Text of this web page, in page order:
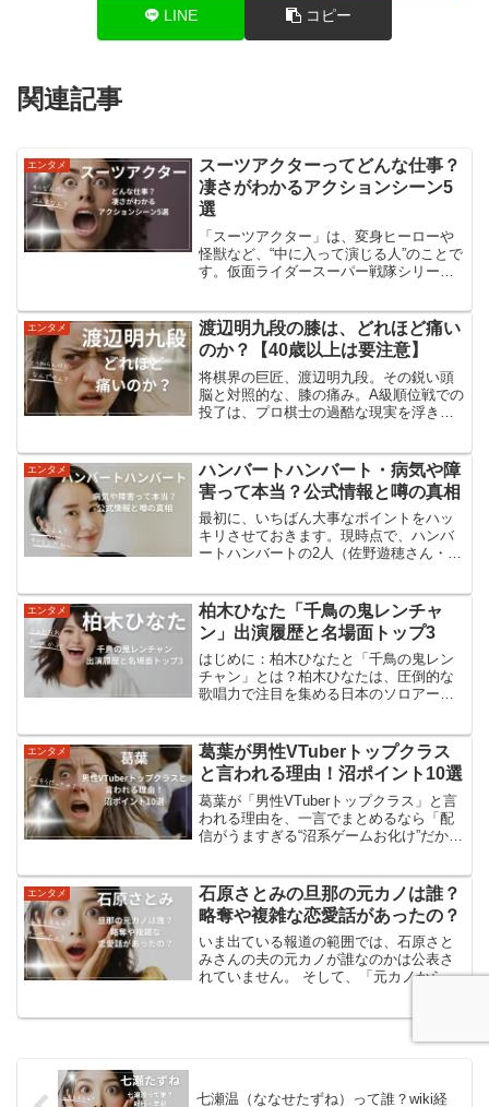
LINE コピー
関連記事
エンタメ
スーツアクターってどんな仕事？
凄さがわかるアクションシーン5
選
「スーツアクター」は、変身ヒーローや
怪獣など、“中に入って演じる人”のことで
す。仮面ライダースーパー戦隊シリーズ
ター」の中で、アクション全部を担当す
る俳優・スタントマン...
エンタメ
渡辺明九段の膝は、どれほど痛い
のか？【40歳以上は要注意】
将棋界の巨匠、渡辺明九段。その鋭い頭
脳と対照的な、膝の痛み。A級順位戦での
投了は、プロ棋士の過酷な現実を浮き彫
段がA級順位戦で投了するほどの膝の痛み
は、変形性膝関節症の...
エンタメ
ハンバートハンバート・病気や障
害って本当？公式情報と噂の真相
最初に、いちばん大事なポイントをハッ
キリさせておきます。現時点で、ハンバ
ートハンバートの2人（佐野遊穂さん・佐
ん。公式サイトやレーベルのプロフィー
ル、最新のニュースを見て...
エンタメ
柏木ひなた「千鳥の鬼レンチャ
ン」出演履歴と名場面トップ3
はじめに：柏木ひなたと「千鳥の鬼レン
チャン」とは？柏木ひなたは、圧倒的な
歌唱力で注目を集める日本のソロアーテ
アイドルグループ「私立恵比寿中学」の
メンバーと...
エンタメ
葛葉が男性VTuberトップクラス
と言われる理由！沼ポイント10選
葛葉が「男性VTuberトップクラス」と言
われる理由を、一言でまとめるなら「配
信がうますぎる“沼系ゲームお化け”だか
の？」という視点で、葛葉の“沼ポイン
ト”を10個に整理し...
エンタメ
石原さとみの旦那の元カノは誰？
略奪や複雑な恋愛話があったの？
いま出ている報道の範囲では、石原さと
みさんの夫の元カノが誰なのかは公表さ
れていません。 そして、「元カノから略
七瀬温（ななせたずね）って誰？wiki経